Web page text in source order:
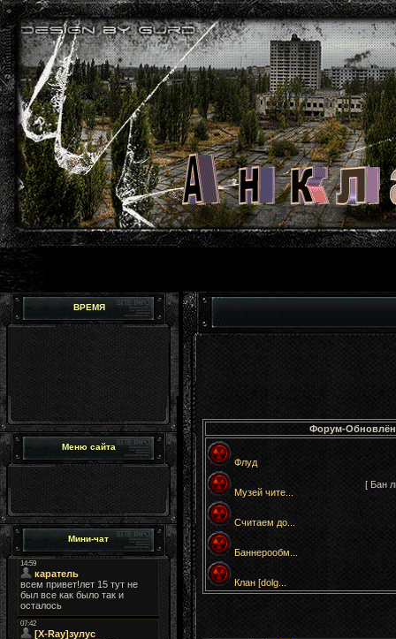
ВРЕМЯ
Меню сайта
Мини-чат
Форум-
Флуд
Музей чите...
[ Бан
Считаем до...
Баннерообм...
Клан [dolg...